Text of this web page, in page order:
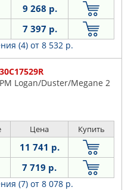
9 268 р.
7 397 р.
(4) от 8 532 р.
Logan/Duster/Megane 2
Цена Купить
11 741 р.
7 719 р.
(7) от 8 078 р.